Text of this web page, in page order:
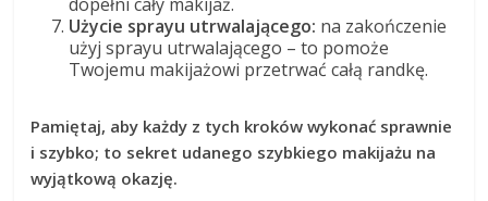
Użycie sprayu utrwalającego: na zakończenie
użyj sprayu utrwalającego – to pomoże
Twojemu makijażowi przetrwać całą randkę.
Pamiętaj, aby każdy z tych kroków wykonać sprawnie
i szybko; to sekret udanego szybkiego makijażu na
wyjątkową okazję.